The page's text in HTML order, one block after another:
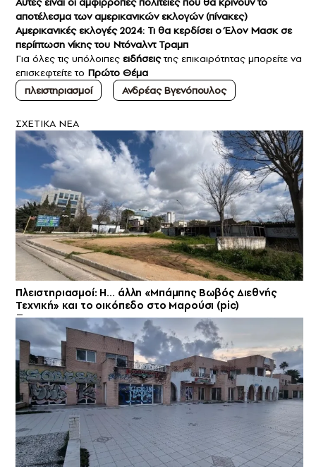
αποτέλεσμα των αμερικανικών εκλογών (πίνακες)
Αμερικανικές εκλογές 2024: Τι θα κερδίσει ο Έλον Μασκ σε
περίπτωση νίκης του Ντόναλντ Τραμπ
Για όλες τις υπόλοιπες ειδήσεις της επικαιρότητας μπορείτε να
επισκεφτείτε το Πρώτο Θέμα
πλειστηριασμοί
Ανδρέας Βγενόπουλος
ΣXETIKA NEA
Πλειστηριασμοί: Η… άλλη «Μπάμπης Βωβός Διεθνής
Τεχνική» και το οικόπεδο στο Μαρούσι (pic)